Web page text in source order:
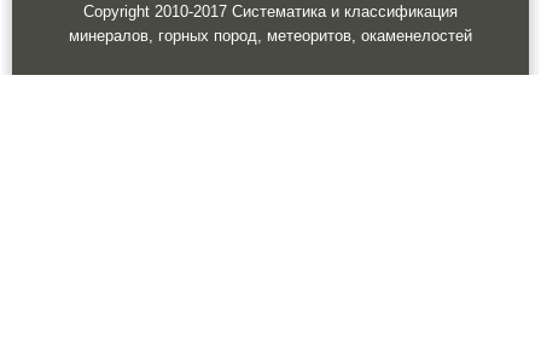
Copyright 2010-2017 Систематика и классификация
минералов, горных пород, метеоритов, окаменелостей